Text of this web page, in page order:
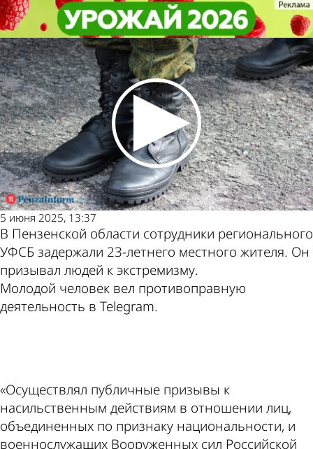
Молодой пензенец призывал к
насилию над участниками СВО
Криминал
5 июня 2025, 13:37
В Пензенской области сотрудники регионального
УФСБ задержали 23-летнего местного жителя. Он
призывал людей к экстремизму.
Молодой человек вел противоправную
деятельность в Telegram.
«Осуществлял публичные призывы к
насильственным действиям в отношении лиц,
объединенных по признаку национальности, и
военнослужащих Вооруженных сил Российской
Молодой пензенец призывал к
насилию над участниками СВО
Криминал
Другие новости по
теме
Погода и курсы
валют в Пензе